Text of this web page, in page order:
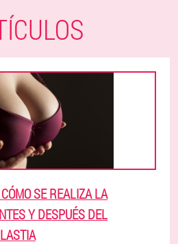
SE REALIZA LA
Y DESPUÉS DEL